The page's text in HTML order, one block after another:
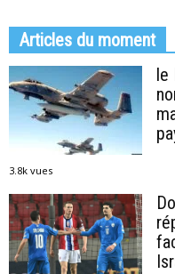
Articles du moment
le
3.8k vues